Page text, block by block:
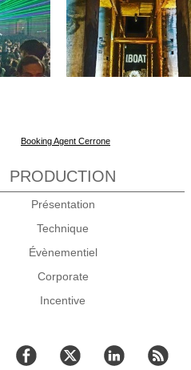
Booking Agent Cerrone
PRODUCTION
Présentation
Technique
Évènementiel
Corporate
Incentive